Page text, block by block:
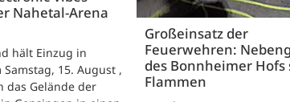
Nahetal-Arena
hält Einzug in
Samstag, 15. August ,
das Gelände der
Großeinsatz der
Feuerwehren:
des Bonnheimer Hofs
Flammen